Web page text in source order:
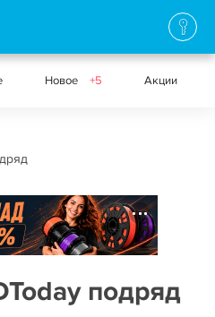
Новое +5 Акции
подряд